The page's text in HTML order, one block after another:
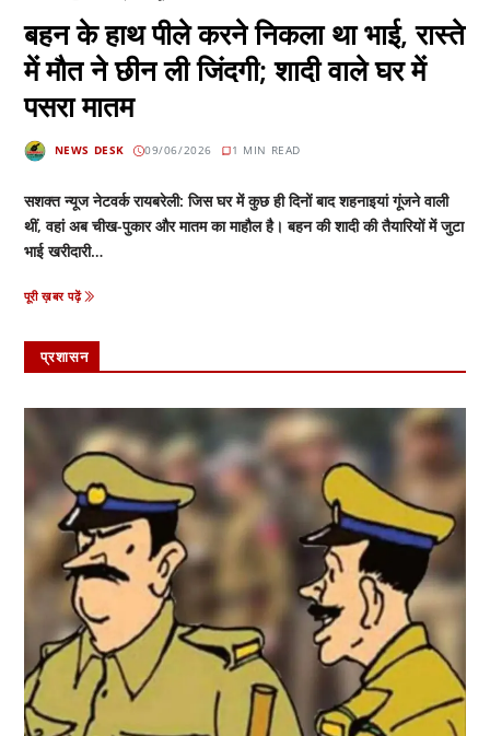
बहन के हाथ पीले करने निकला था भाई, रास्ते
में मौत ने छीन ली जिंदगी; शादी वाले घर में
पसरा मातम
NEWS DESK 09/06/2026 1 MIN READ
सशक्त न्यूज नेटवर्क रायबरेली: जिस घर में कुछ ही दिनों बाद शहनाइयां गूंजने वाली
थीं, वहां अब चीख-पुकार और मातम का माहौल है। बहन की शादी की तैयारियों में जुटा
भाई खरीदारी…
पूरी ख़बर पढ़ें
प्रशासन